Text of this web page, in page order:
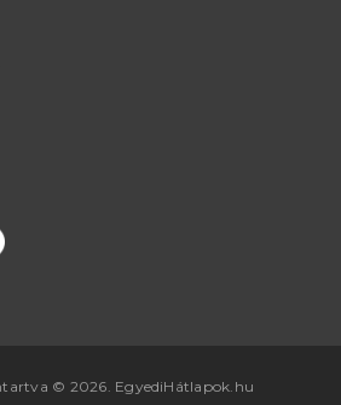
© 2026. EgyediHátlapok.hu